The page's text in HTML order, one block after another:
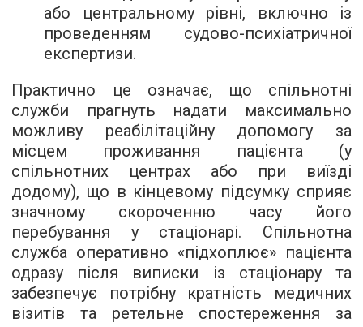
або центральному рівні, включно із
проведенням судово-психіатричної
експертизи.
Практично це означає, що спільнотні
служби прагнуть надати максимально
можливу реабілітаційну допомогу за
місцем проживання пацієнта (у
спільнотних центрах або при виїзді
додому), що в кінцевому підсумку сприяє
значному скороченню часу його
перебування у стаціонарі. Спільнотна
служба оперативно «підхоплює» пацієнта
одразу після виписки із стаціонару та
забезпечує потрібну кратність медичних
візитів та ретельне спостереження за